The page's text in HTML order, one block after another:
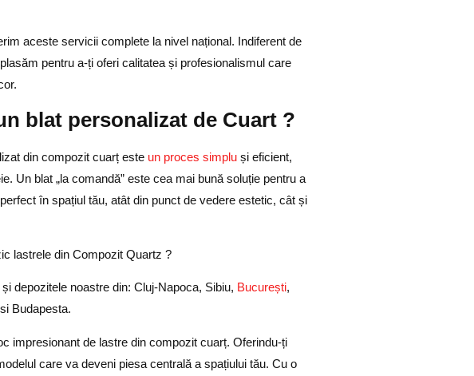
aceste servicii complete la nivel național. Indiferent de
pentru a-ți oferi calitatea și profesionalismul care
blat personalizat de Cuart ?
din compozit cuarț este un proces simplu și eficient,
Un blat „la comandă” este cea mai bună soluție pentru a
în spațiul tău, atât din punct de vedere estetic, cât și
lastrele din Compozit Quartz ?
depozitele noastre din: Cluj-Napoca, Sibiu, București,
Budapesta.
impresionant de lastre din compozit cuarț. Oferindu-ți
care va deveni piesa centrală a spațiului tău. Cu o